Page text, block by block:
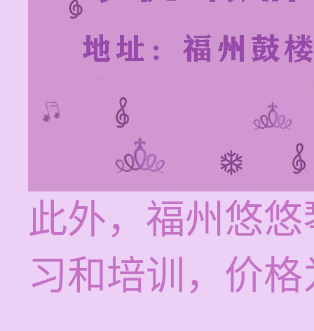
此外，福州悠
习和培训，价